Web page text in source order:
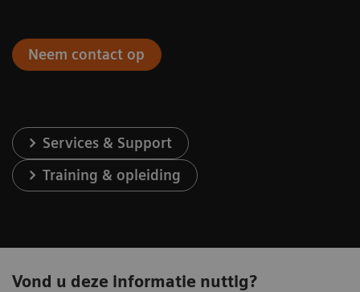
Neem contact op
Services & Support
Training & opleiding
Vond u deze informatie nuttig?